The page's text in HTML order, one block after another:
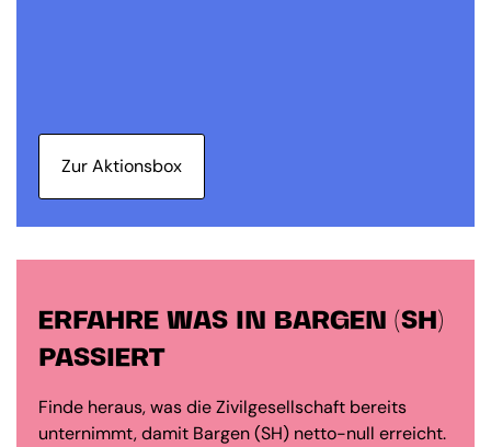
Zur Aktionsbox
ERFAHRE WAS IN BARGEN (SH)
PASSIERT
Finde heraus, was die Zivilgesellschaft bereits
unternimmt, damit Bargen (SH) netto-null erreicht.